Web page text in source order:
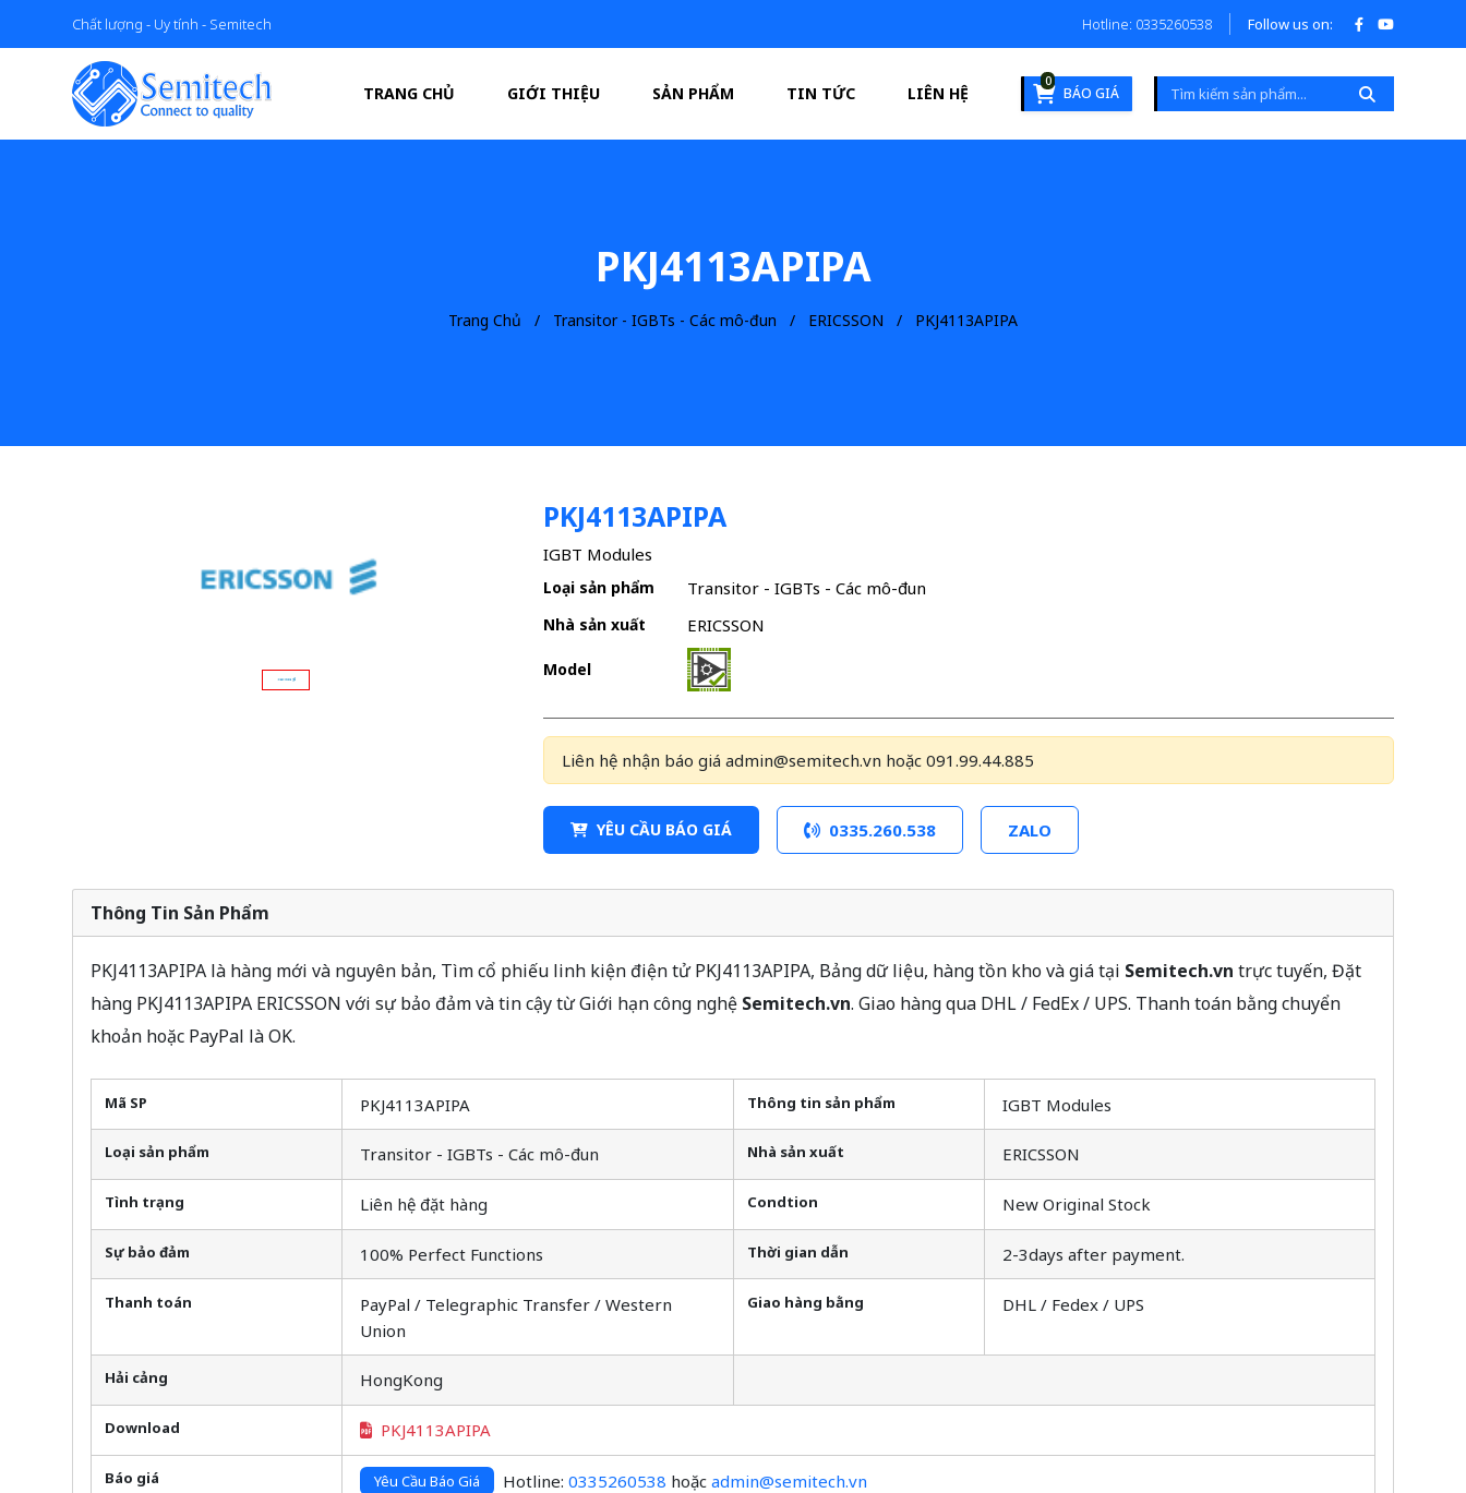
Chất lượng - Uy tính - Semitech Hotline: 0335260538 Follow us on:
TRANG CHỦ GIỚI THIỆU SẢN PHẨM TIN TỨC LIÊN HỆ
0
BÁO GIÁ
PKJ4113APIPA
Trang Chủ Transitor - IGBTs - Các mô-đun ERICSSON PKJ4113APIPA
PKJ4113APIPA
IGBT Modules
Loại sản phẩm Transitor - IGBTs - Các mô-đun
Nhà sản xuất ERICSSON
Model
Liên hệ nhận báo giá admin@semitech.vn hoặc 091.99.44.885
YÊU CẦU BÁO GIÁ 0335.260.538 ZALO
Thông Tin Sản Phẩm
PKJ4113APIPA là hàng mới và nguyên bản, Tìm cổ phiếu linh kiện điện tử PKJ4113APIPA, Bảng dữ liệu, hàng tồn kho và giá tại Semitech.vn trực tuyến, Đặt
hàng PKJ4113APIPA ERICSSON với sự bảo đảm và tin cậy từ Giới hạn công nghệ Semitech.vn. Giao hàng qua DHL / FedEx / UPS. Thanh toán bằng chuyển
khoản hoặc PayPal là OK.
Mã SP PKJ4113APIPA Thông tin sản phẩm IGBT Modules
Loại sản phẩm Transitor - IGBTs - Các mô-đun Nhà sản xuất ERICSSON
Tình trạng Liên hệ đặt hàng Condtion New Original Stock
Sự bảo đảm 100% Perfect Functions Thời gian dẫn 2-3days after payment.
Thanh toán
PayPal / Telegraphic Transfer / Western
Union
Giao hàng bằng DHL / Fedex / UPS
Hải cảng HongKong
Download PKJ4113APIPA
Báo giá Yêu Cầu Báo Giá Hotline: 0335260538 hoặc admin@semitech.vn